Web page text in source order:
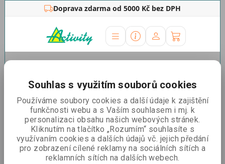
Doprava zdarma od 5000 Kč bez DPH
Distanční šroub Zoom
Souhlas s využitím souborů cookies
Používáme soubory cookies a další údaje k zajištění
funkčnosti webu a s Vaším souhlasem i mj. k
personalizaci obsahu našich webových stránek.
Kliknutím na tlačítko „Rozumím“ souhlasíte s
využívaním cookies a dalších údajů vč. jejich předání
pro zobrazení cílené reklamy na sociálních sítích a
reklamních sítích na dalších webech.